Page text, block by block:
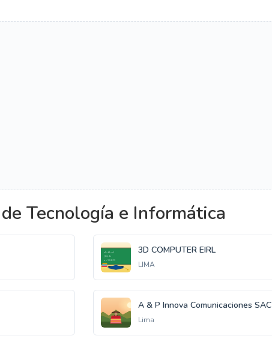
Tecnología e Informática
3D COMPUTER EIRL
LIMA
A & P Innova Comunicaciones SAC
Lima